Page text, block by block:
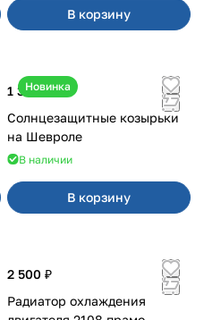
В корзину
Новинка
1 350 ₽
Солнцезащитные козырьки
на Шевроле
В наличии
В корзину
2 500 ₽
Радиатор охлаждения